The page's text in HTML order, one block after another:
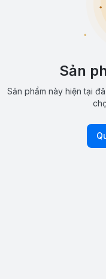
Sản
Sản phẩm này hiện tại